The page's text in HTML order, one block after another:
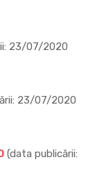
23/07/2020
23/07/2020
(data publicării: